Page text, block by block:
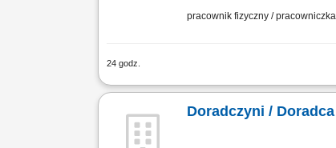
pracownik fizyczny /
24 godz.
Sortowanie, wykładanie oraz
Doradczyni /